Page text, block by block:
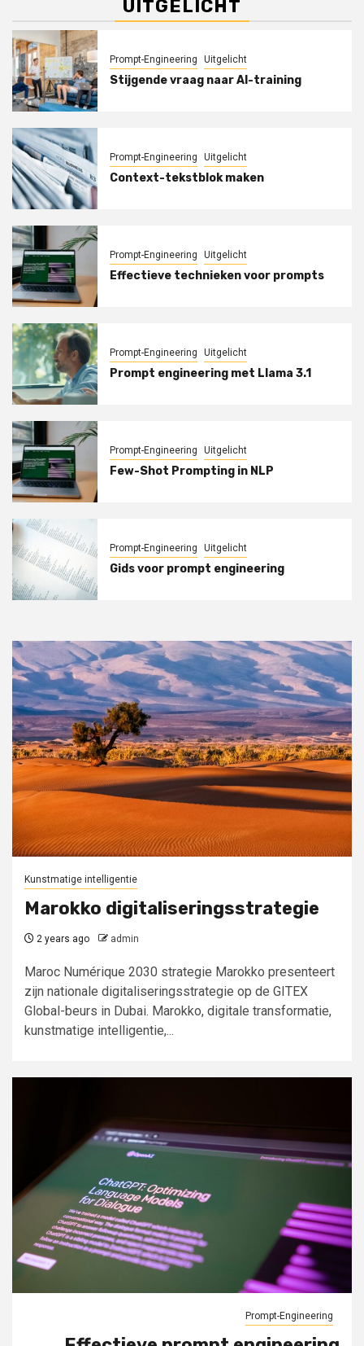
UITGELICHT
Prompt-Engineering Uitgelicht
Stijgende vraag naar AI-training
Prompt-Engineering Uitgelicht
Context-tekstblok maken
Prompt-Engineering Uitgelicht
Effectieve technieken voor prompts
Prompt-Engineering Uitgelicht
Prompt engineering met Llama 3.1
Prompt-Engineering Uitgelicht
Few-Shot Prompting in NLP
Prompt-Engineering Uitgelicht
Gids voor prompt engineering
Kunstmatige intelligentie
Marokko digitaliseringsstrategie
2 years ago admin
Maroc Numérique 2030 strategie Marokko presenteert
zijn nationale digitaliseringsstrategie op de GITEX
Global-beurs in Dubai. Marokko, digitale transformatie,
kunstmatige intelligentie,...
Prompt-Engineering